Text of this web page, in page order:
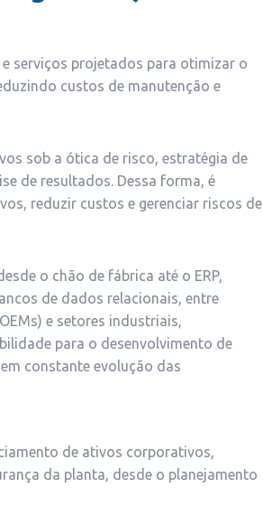
serviços projetados para otimizar o
custos de manutenção e
sob a ótica de risco, estratégia de
de resultados. Dessa forma, é
reduzir custos e gerenciar riscos de
o chão de fábrica até o ERP,
de dados relacionais, entre
e setores industriais,
para o desenvolvimento de
constante evolução das
de ativos corporativos,
da planta, desde o planejamento